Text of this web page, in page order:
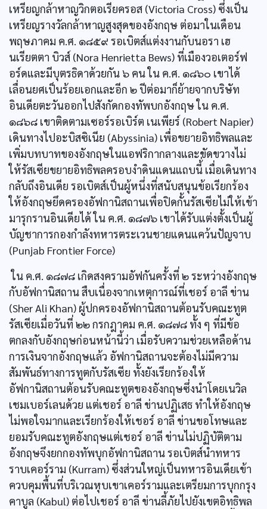
เหรียญกล้าหาญวิกตอเรียครอส (Victoria Cross) ซึ่งเป็น
เหรียญรางวัลกล้าหาญสูงสุดของอังกฤษ ต่อมาในเดือน
พฤษภาคม ค.ศ. ๑๘๕๙ รอเบิตส์แต่งงานกับนอรา เฮ
นเรียตตา บิวส์ (Nora Henrietta Bews) ที่เมืองวอเตอร์ฟ
อร์ดและมีบุตรธิดาด้วยกัน ๖ คน ใน ค.ศ. ๑๘๖๐ เขาได้
เลื่อนยศเป็นร้อยเอกและอีก ๒ ปีต่อมาก็ย้ายจากบริษัท
อินเดียตะวันออกไปสังกัดกองทัพบกอังกฤษ ใน ค.ศ.
๑๘๖๘ เขาติดตามเซอร์รอเบิร์ต เนเพียร์ (Robert Napier)
เดินทางไปอะบิสซิเนีย (Abyssinia) เพื่อขยายอิทธิพลและ
เพิ่มบทบาทของอังกฤษในแอฟริกากลางและขัดขวางไม่
ให้รัสเซียขยายอิทธิพลครอบงำดินแดนแถบนี้่ เมื่อเดินทาง
กลับถึงอินเดีย รอเบิตส์เป็นผู้หนึ่งที่สนับสนุนข้อเรียกร้อง
ให้อังกฤษยึดครองอัฟกานิสถานเพื่อปิดกั้นรัสเซียไม่ให้เข้า
มารุกรานอินเดียได้ ใน ค.ศ. ๑๘๗๖ เขาได้รับแต่งตั้งเป็นผู้
บัญชาการกองกำลังทหารตระเวนชายแดนแคว้นปัญจาบ
(Punjab Frontier Force)
ใน ค.ศ. ๑๘๗๘ เกิดสงครามอัฟกันครั้งที่ ๒ ระหว่างอังกฤษ
กับอัฟกานิสถาน สืบเนื่องจากเหตุการณ์ที่เชอร์ อาลี ข่าน
(Sher Ali Khan) ผู้ปกครองอัฟกานิสถานต้อนรับคณะทูต
รัสเซียเมื่อวันที่ ๒๒ กรกฎาคม ค.ศ. ๑๘๗๘ ทั้ง ๆ ที่มีข้อ
ตกลงกับอังกฤษก่อนหน้านี้ว่า เมื่อรับความช่วยเหลือด้าน
การเงินจากอังกฤษแล้ว อัฟกานิสถานจะต้องไม่มีความ
สัมพันธ์ทางการทูตกับรัสเซีย ทั้งยังเรียกร้องให้
อัฟกานิสถานต้อนรับคณะทูตของอังกฤษซึ่งนำโดยเนวิล
เชมเบอร์เลนด้วย แต่เชอร์ อาลี ข่านปฏิเสธ ทำให้อังกฤษ
ไม่พอใจมากและเรียกร้องให้เชอร์ อาลี ข่านขอโทษและ
ยอมรับคณะทูตอังกฤษแต่เชอร์ อาลี ข่านไม่ปฏิบัติตาม
อังกฤษจึงยกกองทัพบุกอัฟกานิสถาน รอเบิตส์นำทหาร
ราบเคอร์ราม (Kurram) ซึ่งส่วนใหญ่เป็นทหารอินเดียเข้า
ควบคุมพื้นที่บริเวณหุบเขาเคอร์รามและเตรียมการบุกกรุง
คาบูล (Kabul) ต่อไปเชอร์ อาลี ข่านลี้ภัยไปยังเขตอิทธิพล